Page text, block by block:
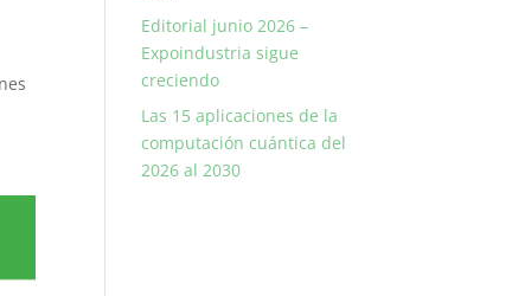
Editorial junio 2026 –
Expoindustria sigue
creciendo
Las 15 aplicaciones de la
computación cuántica del
2026 al 2030